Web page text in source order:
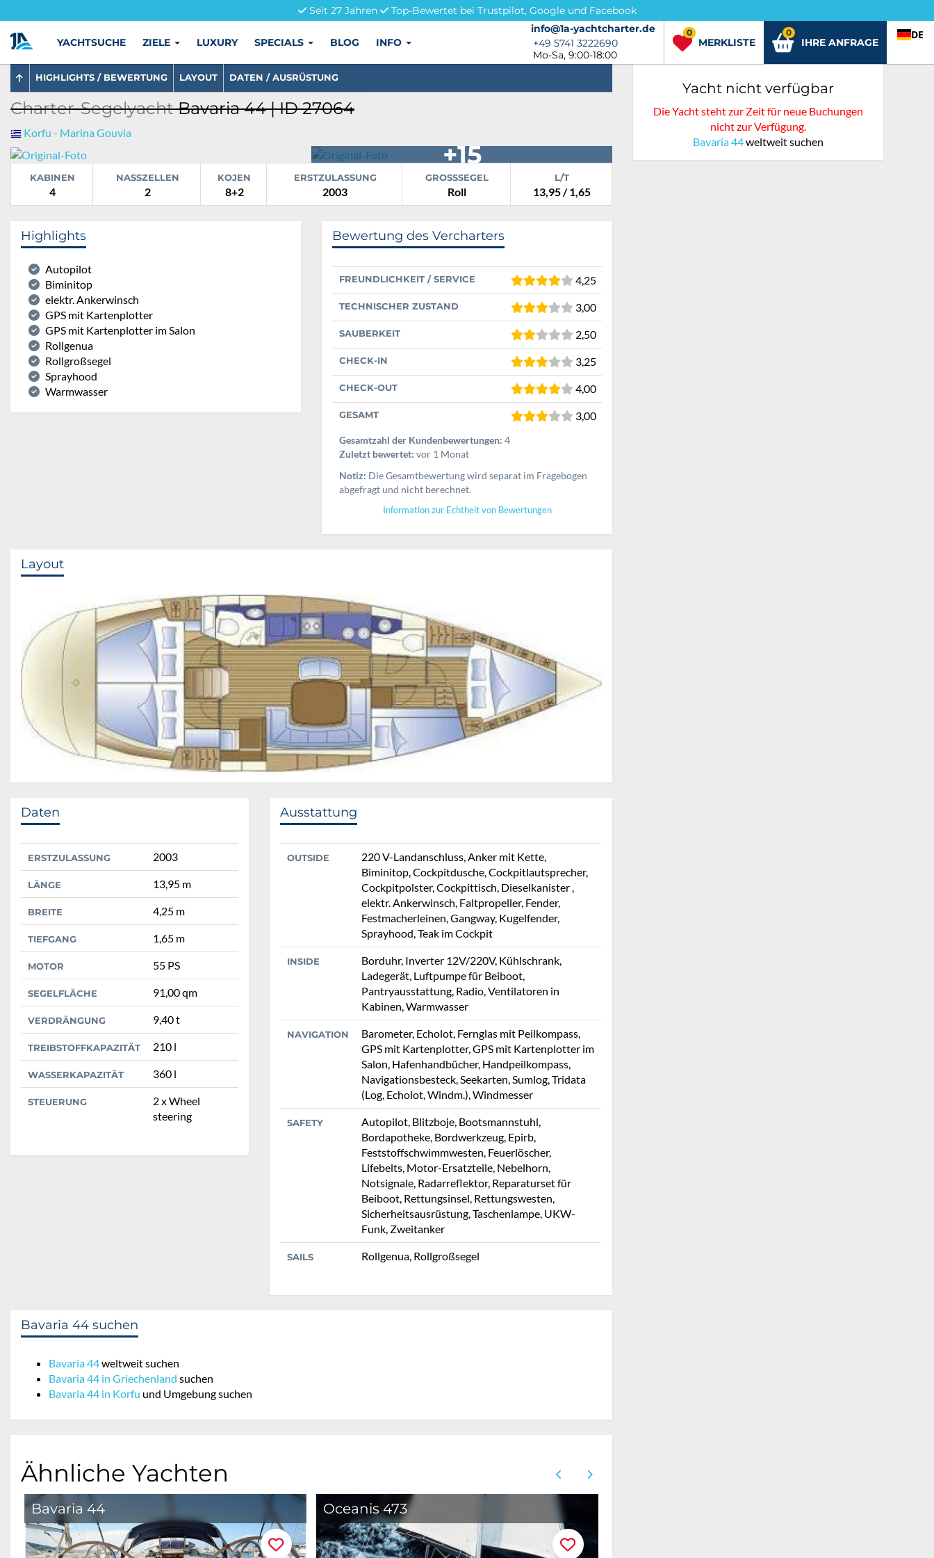
Seit 27 Jahren
Top-Bewertet bei Trustpilot, Google und Facebook
info@1a-yachtcharter.de
info@1a-yachtcharter.de
+49 5741 3222690
+49 5741 3222690
Mo-Sa, 9:00-18:00
MERKLISTE
0
IHRE ANFRAGE
0 DE
YACHTSUCHE ZIELE LUXURY SPECIALS BLOG INFO
HIGHLIGHTS / BEWERTUNG LAYOUT DATEN / AUSRÜSTUNG
Charter-SegelyachtBavaria 44 | ID 27064
Korfu - Marina Gouvia
+15
KABINEN
4
NASSZELLEN
2
KOJEN
8+2
ERSTZULASSUNG
2003
GROSSSEGEL
Roll
L/T
13,95 / 1,65
Highlights
Autopilot
Biminitop
elektr. Ankerwinsch
GPS mit Kartenplotter
GPS mit Kartenplotter im Salon
Rollgenua
Rollgroßsegel
Sprayhood
Warmwasser
Bewertung des Vercharters
FREUNDLICHKEIT / SERVICE 4,25
TECHNISCHER ZUSTAND 3,00
SAUBERKEIT 2,50
CHECK-IN 3,25
CHECK-OUT 4,00
GESAMT 3,00
Gesamtzahl der Kundenbewertungen: 4
Zuletzt bewertet: vor 1 Monat
Notiz: Die Gesamtbewertung wird separat im Fragebogen
abgefragt und nicht berechnet.
Information zur Echtheit von Bewertungen
Layout
Daten
ERSTZULASSUNG 2003
LÄNGE 13,95 m
BREITE 4,25 m
TIEFGANG 1,65 m
MOTOR 55 PS
SEGELFLÄCHE 91,00 qm
VERDRÄNGUNG 9,40 t
TREIBSTOFFKAPAZITÄT 210 l
WASSERKAPAZITÄT 360 l
STEUERUNG
2 x Wheel
steering
Ausstattung
OUTSIDE
220 V-Landanschluss, Anker mit Kette,
Biminitop, Cockpitdusche, Cockpitlautsprecher,
Cockpitpolster, Cockpittisch, Dieselkanister ,
elektr. Ankerwinsch, Faltpropeller, Fender,
Festmacherleinen, Gangway, Kugelfender,
Sprayhood, Teak im Cockpit
INSIDE
Borduhr, Inverter 12V/220V, Kühlschrank,
Ladegerät, Luftpumpe für Beiboot,
Pantryausstattung, Radio, Ventilatoren in
Kabinen, Warmwasser
NAVIGATION
Barometer, Echolot, Fernglas mit Peilkompass,
GPS mit Kartenplotter, GPS mit Kartenplotter im
Salon, Hafenhandbücher, Handpeilkompass,
Navigationsbesteck, Seekarten, Sumlog, Tridata
(Log, Echolot, Windm.), Windmesser
SAFETY
Autopilot, Blitzboje, Bootsmannstuhl,
Bordapotheke, Bordwerkzeug, Epirb,
Feststoffschwimmwesten, Feuerlöscher,
Lifebelts, Motor-Ersatzteile, Nebelhorn,
Notsignale, Radarreflektor, Reparaturset für
Beiboot, Rettungsinsel, Rettungswesten,
Sicherheitsausrüstung, Taschenlampe, UKW-
Funk, Zweitanker
SAILS Rollgenua, Rollgroßsegel
Bavaria 44 suchen
Bavaria 44weltweit suchen
Bavaria 44 in Griechenland suchen
Bavaria 44 in Korfu und Umgebung suchen
Ähnliche Yachten
Bavaria 44 Oceanis 473
Yacht nicht verfügbar
Die Yacht steht zur Zeit für neue Buchungen
nicht zur Verfügung.
Bavaria 44weltweit suchen